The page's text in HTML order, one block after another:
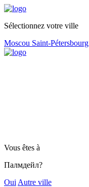
Sélectionnez votre ville
Moscou Saint-Pétersbourg
Vous êtes à
Палмдейл?
Oui Autre ville